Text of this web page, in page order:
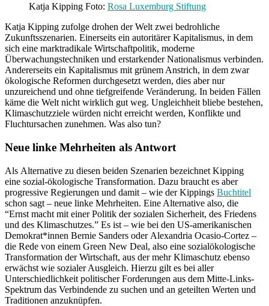
Katja Kipping Foto: Rosa Luxemburg Stiftung
Katja Kipping zufolge drohen der Welt zwei bedrohliche
Zukunftsszenarien. Einerseits ein autoritärer Kapitalismus, in dem
sich eine marktradikale Wirtschaftpolitik, moderne
Überwachungstechniken und erstarkender Nationalismus verbinden.
Andererseits ein Kapitalismus mit grünem Anstrich, in dem zwar
ökologische Reformen durchgesetzt werden, dies aber nur
unzureichend und ohne tiefgreifende Veränderung. In beiden Fällen
käme die Welt nicht wirklich gut weg. Ungleichheit bliebe bestehen,
Klimaschutzziele würden nicht erreicht werden, Konflikte und
Fluchtursachen zunehmen. Was also tun?
Neue linke Mehrheiten als Antwort
Als Alternative zu diesen beiden Szenarien bezeichnet Kipping
eine sozial-ökologische Transformation. Dazu braucht es aber
progressive Regierungen und damit – wie der Kippings Buchtitel
schon sagt – neue linke Mehrheiten. Eine Alternative also, die
“Ernst macht mit einer Politik der sozialen Sicherheit, des Friedens
und des Klimaschutzes.” Es ist – wie bei den US-amerikanischen
Demokrat*innen Bernie Sanders oder Alexandria Ocasio-Cortez –
die Rede von einem Green New Deal, also eine sozialökologische
Transformation der Wirtschaft, aus der mehr Klimaschutz ebenso
erwächst wie sozialer Ausgleich. Hierzu gilt es bei aller
Unterschiedlichkeit politischer Forderungen aus dem Mitte-Links-
Spektrum das Verbindende zu suchen und an geteilten Werten und
Traditionen anzuknüpfen.